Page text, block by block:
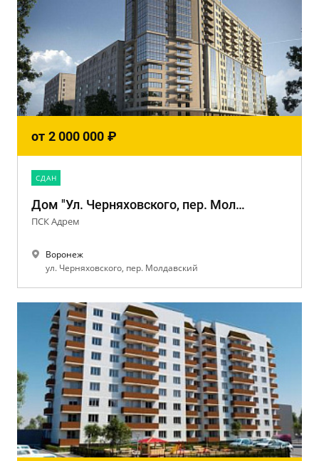
от 2 000 000 ₽
CДАН
Дом "Ул. Черняховского, пер. Молдавский"
ПСК Адрем
Воронеж
ул. Черняховского, пер. Молдавский